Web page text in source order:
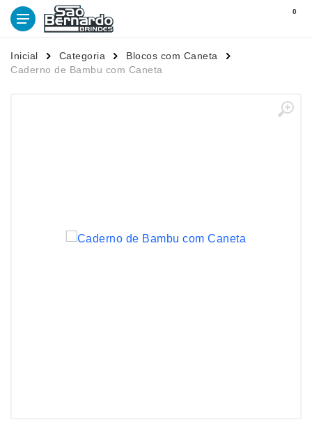
0
Inicial Categoria
Blocos com Caneta
Caderno de Bambu com Caneta